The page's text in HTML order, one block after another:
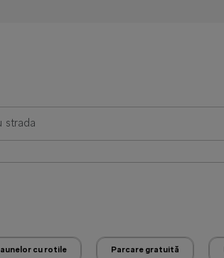
cu rotile Parcare gratuită